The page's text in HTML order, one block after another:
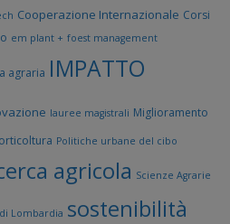
Cooperazione Internazionale Corsi
em plant + foest management
agraria IMPATTO
lauree magistrali Miglioramento
orticoltura Politiche urbane del cibo
agricola Scienze Agrarie
Lombardia sostenibilità